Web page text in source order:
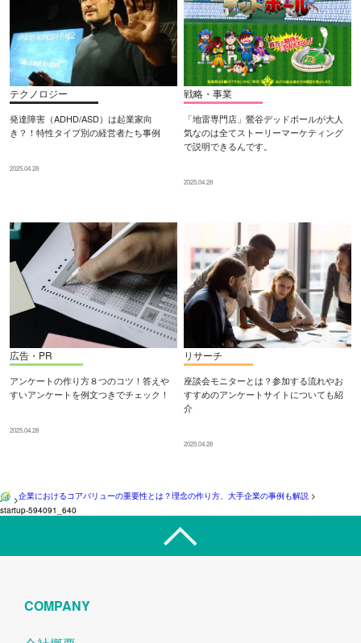
テクノロジー
発達障害（ADHD/ASD）は起業家向
き？！特性タイプ別の経営者たち事例
2025.04.28
戦略・事業
「地雷専門店」鶯谷デッドボールが大人
気なのは全てストーリーマーケティング
で説明できるんです。
2025.04.28
広告・PR
アンケートの作り方８つのコツ！答えや
すいアンケートを例文つきでチェック！
2025.04.28
リサーチ
座談会モニターとは？参加する流れやお
すすめのアンケートサイトについても紹
介
2025.04.28
>企業におけるコアバリューの重要性とは？理念の作り方、大手企業の事例も解説 >
startup-594091_640
COMPANY